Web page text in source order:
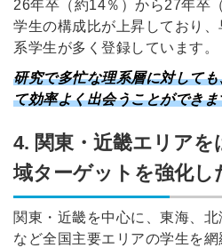
26年卒（約14％）から27年卒
学生の構成比が上昇しており
系学生が多く登録しています。
研究で多忙な理系層に対して
て効率よく出会うことができま
4. 関東・近畿エリア
域ターゲットを強化し
関東・近畿を中心に、東海、
など全国主要エリアの学生を網
する
※ログイ
利用規約